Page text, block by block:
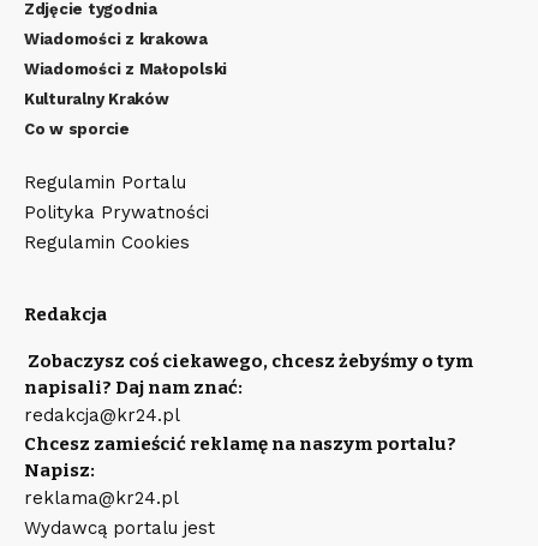
Zdjęcie tygodnia
Wiadomości z krakowa
Wiadomości z Małopolski
Kulturalny Kraków
Co w sporcie
Regulamin Portalu
Polityka Prywatności
Regulamin Cookies
Redakcja
Zobaczysz coś ciekawego, chcesz żebyśmy o tym
napisali? Daj nam znać:
redakcja@kr24.pl
Chcesz zamieścić reklamę na naszym portalu?
Napisz:
reklama@kr24.pl
Wydawcą portalu jest